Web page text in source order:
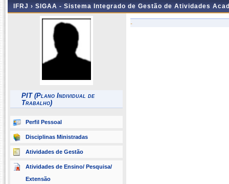
IFRJ › SIGAA - Sistema Integrado de Gestão de Atividades
PIT (Plano Individual de
Trabalho)
Perfil Pessoal
Disciplinas Ministradas
Atividades de Gestão
Atividades de Ensino/ Pesquisa/
Extensão
-